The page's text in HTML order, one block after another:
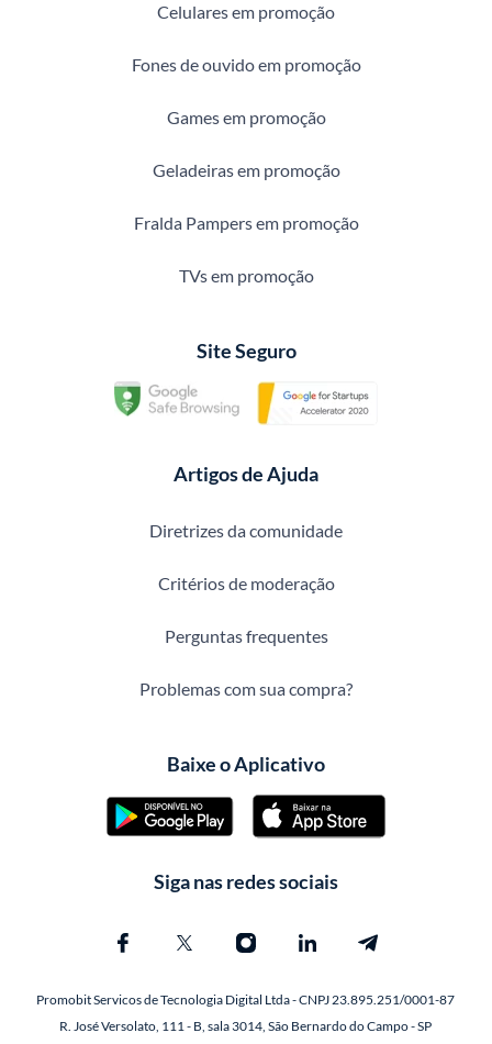
Celulares em promoção
Fones de ouvido em promoção
Games em promoção
Geladeiras em promoção
Fralda Pampers em promoção
TVs em promoção
Site Seguro
Artigos de Ajuda
Diretrizes da comunidade
Critérios de moderação
Perguntas frequentes
Problemas com sua compra?
Baixe o Aplicativo
Siga nas redes sociais
Promobit Servicos de Tecnologia Digital Ltda - CNPJ 23.895.251/0001-87
R. José Versolato, 111 - B, sala 3014, São Bernardo do Campo - SP